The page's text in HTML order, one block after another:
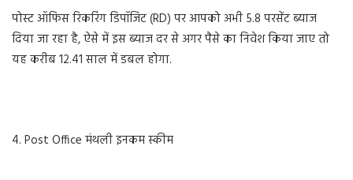
पोस्ट ऑफिस रिकरिंग डिपॉजिट (RD) पर आपको अभी 5.8 परसेंट ब्याज
दिया जा रहा है, ऐसे में इस ब्याज दर से अगर पैसे का निवेश किया जाए तो
यह करीब 12.41 साल में डबल होगा.
4. Post Office मंथली इनकम स्कीम